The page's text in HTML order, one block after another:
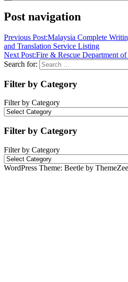
Post navigation
Previous Post:Malaysia Complete
and Translation Service Listing
Next Post:Fire & Rescue Department
Search for:
Filter by Category
Filter by Category
Filter by Category
Filter by Category
WordPress Theme: Beetle by